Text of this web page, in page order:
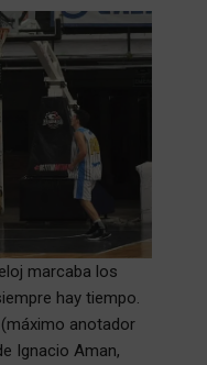
marcaba los
hay tiempo.
anotador
Ignacio Aman,